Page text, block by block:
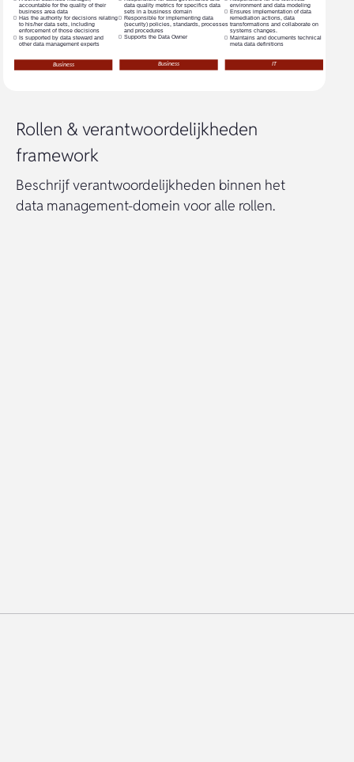
Rollen & verantwoordelijkheden
framework
Beschrijf verantwoordelijkheden binnen het
data management-domein voor alle rollen.